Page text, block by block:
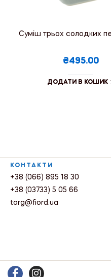
Суміш трьох солодких
₴495.00
ДОДАТИ В КОШИК
КОНТАКТИ
+38 (066) 895 18 30
+38 (03733) 5 05 66
torg@fiord.ua